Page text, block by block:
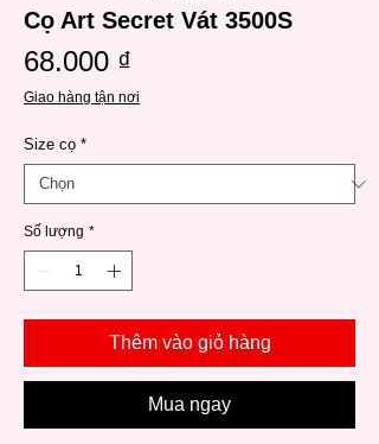
Cọ Art Secret Vát 3500S
68.000 ₫
Giao hàng tận nơi
Size cọ *
Số lượng *
Thêm vào giỏ hàng
Mua ngay